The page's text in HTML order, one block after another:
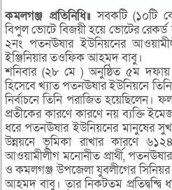
কমলগঞ্জ প্রতিনিধি॥ সবকটি (১০টি
বিপুল ভোটে বিজয়ী হয়ে ভোটের
২নং পতনঊষার ইউনিয়নের
ইঞ্জিনিয়ার তওফিক আহমদ বাবু।
শনিবার (২৮ মে ) অনুষ্ঠিত ৫ম দফায়
হিসেবে খ্যাত পতনঊষার ইউনিয়নে
নির্বাচনে তিনি পরাজিত হয়েছিলেন।
প্রতীকের কারণে কারণে নয় ব্যক্তি
ধরে পতনঊষার ইউনিয়নের মানুষের
উন্নয়নে ভূমিকা রাখার কারণে
আওয়ামীলীগ মনোনীত প্রার্থী,
ও কমলগঞ্জ উপজেলা যুবলীগের
আহমদ বাবু। তার নিকটতম প্রতিদ্বন্দ্বি